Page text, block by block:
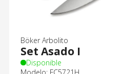
Böker Arbolito
Set Asado I
Disponible